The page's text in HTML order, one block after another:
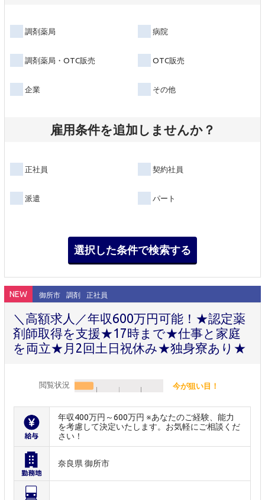
調剤薬局 病院
調剤薬局・OTC販売 OTC販売
企業 その他
雇用条件を追加しませんか？
正社員 契約社員
派遣 パート
NEW 御所市 調剤 正社員
＼高額求人／年収600万円可能！★認定薬
剤師取得を支援★17時まで★仕事と家庭
を両立★月2回土日祝休み★独身寮あり★
閲覧状況 今が狙い目！
年収400万円～600万円 ※あなたのご経験、能力
を考慮して決定いたします。お気軽にご相談くだ
さい！
奈良県 御所市